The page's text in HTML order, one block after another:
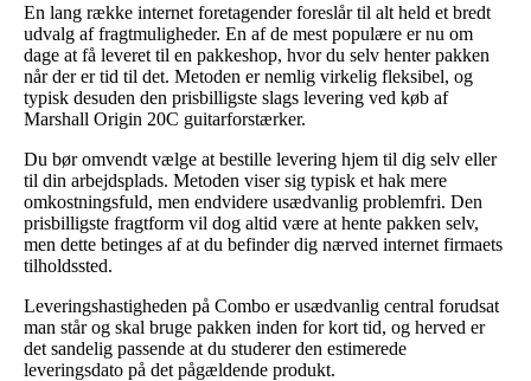
En lang række internet foretagender foreslår til alt held et bredt
udvalg af fragtmuligheder. En af de mest populære er nu om
dage at få leveret til en pakkeshop, hvor du selv henter pakken
når der er tid til det. Metoden er nemlig virkelig fleksibel, og
typisk desuden den prisbilligste slags levering ved køb af
Marshall Origin 20C guitarforstærker.
Du bør omvendt vælge at bestille levering hjem til dig selv eller
til din arbejdsplads. Metoden viser sig typisk et hak mere
omkostningsfuld, men endvidere usædvanlig problemfri. Den
prisbilligste fragtform vil dog altid være at hente pakken selv,
men dette betinges af at du befinder dig nærved internet firmaets
tilholdssted.
Leveringshastigheden på Combo er usædvanlig central forudsat
man står og skal bruge pakken inden for kort tid, og herved er
det sandelig passende at du studerer den estimerede
leveringsdato på det pågældende produkt.